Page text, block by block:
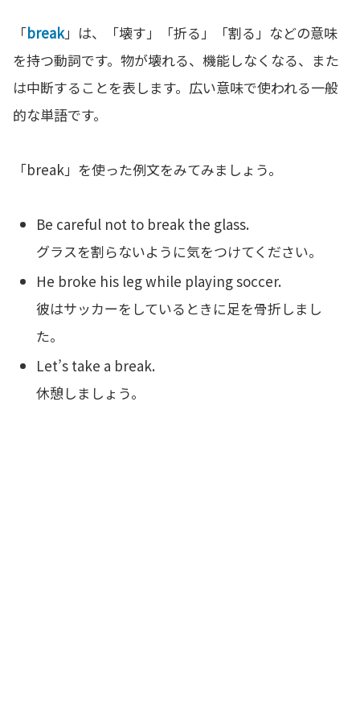
「break」は、「壊す」「折る」「割る」などの意味
を持つ動詞です。物が壊れる、機能しなくなる、また
は中断することを表します。広い意味で使われる一般
的な単語です。
「break」を使った例文をみてみましょう。
Be careful not to break the glass.
グラスを割らないように気をつけてください。
He broke his leg while playing soccer.
彼はサッカーをしているときに足を骨折しまし
た。
Let’s take a break.
休憩しましょう。